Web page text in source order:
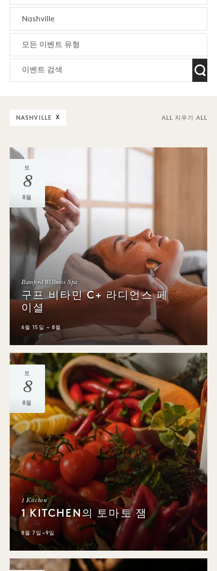
NASHVILLE X ALL 지우기 ALL
토
8
8월
Bamford Wellness Spa
구프 비타민 C+ 라디언스 페
이셜
6월 15일 ~ 8월
토
8
8월
1 Kitchen
1 KITCHEN의 토마토 잼
8월 7일~9일